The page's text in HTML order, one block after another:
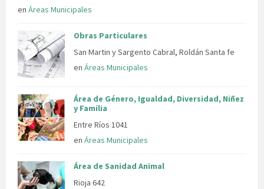
en Áreas Municipales
Obras Particulares
San Martin y Sargento Cabral, Roldán Santa fe
en Áreas Municipales
Área de Género, Igualdad, Diversidad, Niñez
y Familia
Entre Ríos 1041
en Áreas Municipales
Área de Sanidad Animal
Rioja 642